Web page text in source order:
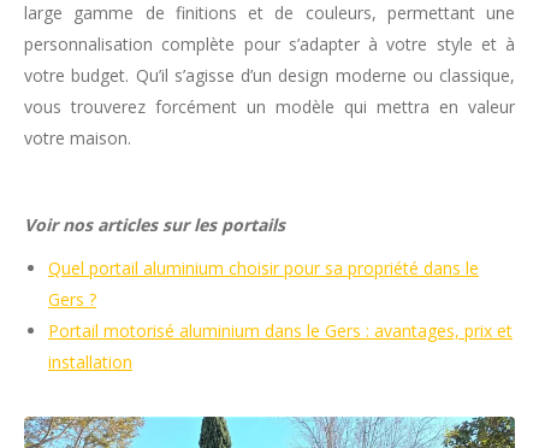
large gamme de finitions et de couleurs, permettant une
personnalisation complète pour s’adapter à votre style et à
votre budget. Qu’il s’agisse d’un design moderne ou classique,
vous trouverez forcément un modèle qui mettra en valeur
votre maison.
Voir nos articles sur les portails
Quel portail aluminium choisir pour sa propriété dans le
Gers ?
Portail motorisé aluminium dans le Gers : avantages, prix et
installation